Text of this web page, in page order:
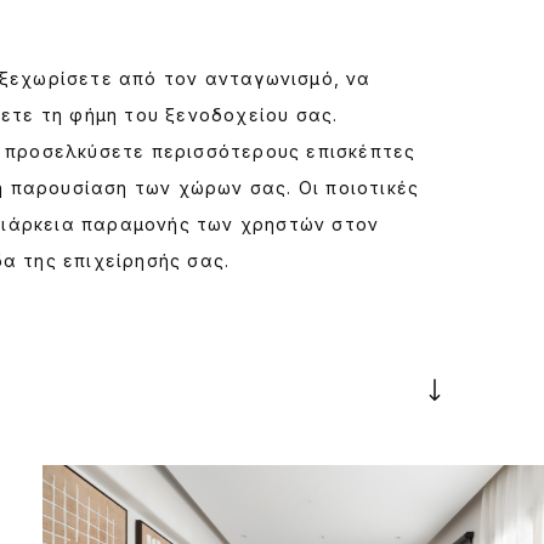
από τον ανταγωνισμό, να
τη φήμη του ξενοδοχείου σας.
περισσότερους επισκέπτες
παρουσίαση των χώρων σας. Οι ποιοτικές
παραμονής των χρηστών στον
της επιχείρησής σας.